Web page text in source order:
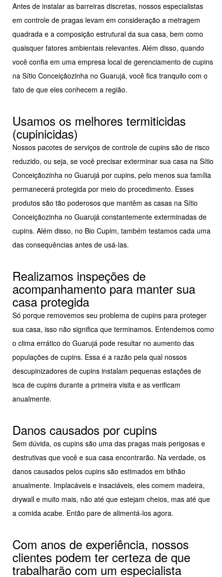
Antes de instalar as barreiras discretas, nossos especialistas
em controle de pragas levam em consideração a metragem
quadrada e a composição estrutural da sua casa, bem como
quaisquer fatores ambientais relevantes. Além disso, quando
você confia em uma empresa local de gerenciamento de cupins
na Sítio Conceiçãozinha no Guarujá, você fica tranquilo com o
fato de que eles conhecem a região.
Usamos os melhores termiticidas
(cupinicidas)
Nossos pacotes de serviços de controle de cupins são de risco
reduzido, ou seja, se você precisar exterminar sua casa na Sítio
Conceiçãozinha no Guarujá por cupins, pelo menos sua família
permanecerá protegida por meio do procedimento. Esses
produtos são tão poderosos que mantêm as casas na Sítio
Conceiçãozinha no Guarujá constantemente exterminadas de
cupins. Além disso, no Bio Cupim, também testamos cada uma
das consequências antes de usá-las.
Realizamos inspeções de
acompanhamento para manter sua
casa protegida
Só porque removemos seu problema de cupins para proteger
sua casa, isso não significa que terminamos. Entendemos como
o clima errático do Guarujá pode resultar no aumento das
populações de cupins. Essa é a razão pela qual nossos
descupinizadores de cupins instalam pequenas estações de
isca de cupins durante a primeira visita e as verificam
anualmente.
Danos causados por cupins
Sem dúvida, os cupins são uma das pragas mais perigosas e
destrutivas que você e sua casa encontrarão. Na verdade, os
danos causados pelos cupins são estimados em bilhão
anualmente. Implacáveis e insaciáveis, eles comem madeira,
drywall e muito mais, não até que estejam cheios, mas até que
a comida acabe. Então pare de alimentá-los agora.
Com anos de experiência, nossos
clientes podem ter certeza de que
trabalharão com um especialista